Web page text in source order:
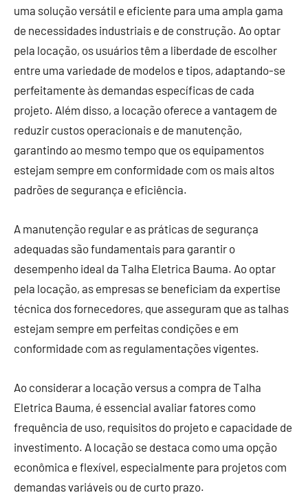
uma solução versátil e eficiente para uma ampla gama
de necessidades industriais e de construção. Ao optar
pela locação, os usuários têm a liberdade de escolher
entre uma variedade de modelos e tipos, adaptando-se
perfeitamente às demandas específicas de cada
projeto. Além disso, a locação oferece a vantagem de
reduzir custos operacionais e de manutenção,
garantindo ao mesmo tempo que os equipamentos
estejam sempre em conformidade com os mais altos
padrões de segurança e eficiência.
A manutenção regular e as práticas de segurança
adequadas são fundamentais para garantir o
desempenho ideal da Talha Eletrica Bauma. Ao optar
pela locação, as empresas se beneficiam da expertise
técnica dos fornecedores, que asseguram que as talhas
estejam sempre em perfeitas condições e em
conformidade com as regulamentações vigentes.
Ao considerar a locação versus a compra de Talha
Eletrica Bauma, é essencial avaliar fatores como
frequência de uso, requisitos do projeto e capacidade de
investimento. A locação se destaca como uma opção
econômica e flexível, especialmente para projetos com
demandas variáveis ou de curto prazo.